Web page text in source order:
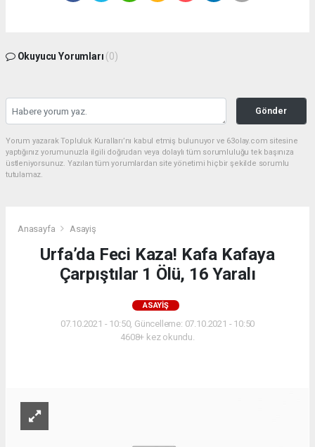
Okuyucu Yorumları (0)
Gönder
Yorum yazarak Topluluk Kuralları’nı kabul etmiş bulunuyor ve 63olay.com sitesine
yaptığınız yorumunuzla ilgili doğrudan veya dolaylı tüm sorumluluğu tek başınıza
üstleniyorsunuz. Yazılan tüm yorumlardan site yönetimi hiçbir şekilde sorumlu
tutulamaz.
Anasayfa Asayiş
Urfa’da Feci Kaza! Kafa Kafaya
Çarpıştılar 1 Ölü, 16 Yaralı
ASAYIŞ
07.10.2021 - 10:50, Güncelleme: 07.10.2021 - 10:50
4608+ kez okundu.